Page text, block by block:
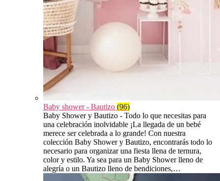
Baby shower - Bautizo (96)
Baby Shower y Bautizo - Todo lo que necesitas para
una celebración inolvidable ¡La llegada de un bebé
merece ser celebrada a lo grande! Con nuestra
colección Baby Shower y Bautizo, encontrarás todo lo
necesario para organizar una fiesta llena de ternura,
color y estilo. Ya sea para un Baby Shower lleno de
alegría o un Bautizo lleno de bendiciones,…